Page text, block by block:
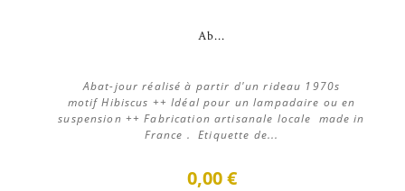
Ab...
Abat-jour réalisé à partir d'un rideau 1970s
motif Hibiscus ++ Idéal pour un lampadaire ou en
suspension ++ Fabrication artisanale locale made in
France . Etiquette de...
0,00 €